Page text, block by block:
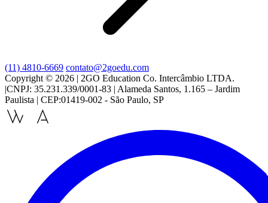
(11) 4810-6669 contato@2goedu.com
Copyright © 2026 | 2GO Education Co. Intercâmbio LTDA.
|CNPJ: 35.231.339/0001-83 | Alameda Santos, 1.165 – Jardim
Paulista | CEP:01419-002 - São Paulo, SP